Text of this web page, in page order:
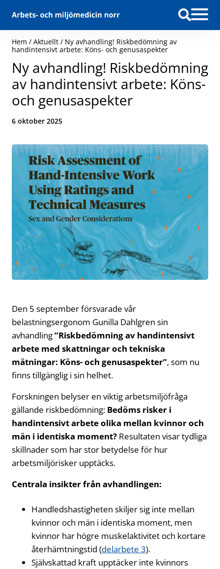
Hem / Aktuellt / Ny avhandling! Riskbedömning av
handintensivt arbete: Köns- och genusaspekter
Ny avhandling! Riskbedömning
av handintensivt arbete: Köns-
och genusaspekter
Datum:
6 oktober 2025
Den 5 september försvarade vår
belastningsergonom Gunilla Dahlgren sin
avhandling”Riskbedömning av handintensivt
arbete med skattningar och tekniska
mätningar: Köns- och genusaspekter”, som nu
finns tillgänglig i sin helhet.
Forskningen belyser en viktig arbetsmiljöfråga
gällande riskbedömning: Bedöms risker i
handintensivt arbete olika mellan kvinnor och
män i identiska moment? Resultaten visar tydliga
skillnader som har stor betydelse för hur
arbetsmiljörisker upptäcks.
Centrala insikter från avhandlingen:
Handledshastigheten skiljer sig inte mellan
kvinnor och män i identiska moment, men
kvinnor har högre muskelaktivitet och kortare
återhämtningstid (delarbete 3Öppnas i ny flik
).
Självskattad kraft upptäcker inte kvinnors